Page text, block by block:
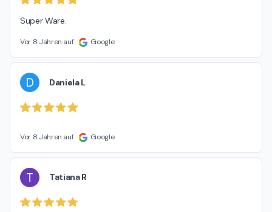
Super Ware.
Vor 8 Jahren auf Google
D Daniela L
Vor 8 Jahren auf Google
T Tatiana R